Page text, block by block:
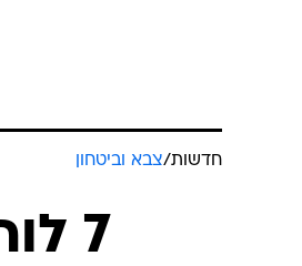
חדשות/צבא וביטחון
7